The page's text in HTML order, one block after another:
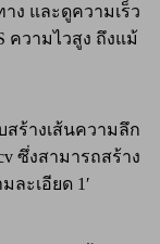
ง และดูความเร็ว
ความไวสูง ถึงแม้
ร้างเส้นความลึก
ซึ่งสามารถสร้าง
ละเอียด 1′